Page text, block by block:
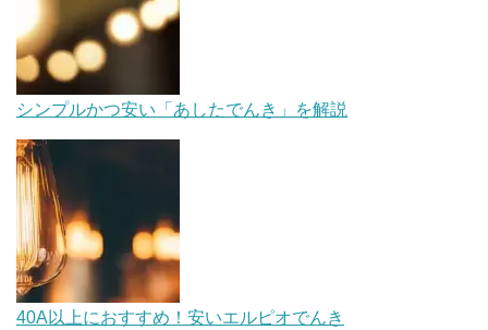
シンプルかつ安い「あしたでんき」を解説
40A以上におすすめ！安いエルピオでんき